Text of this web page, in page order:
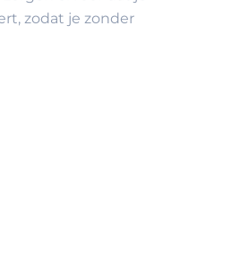
zodat je zonder